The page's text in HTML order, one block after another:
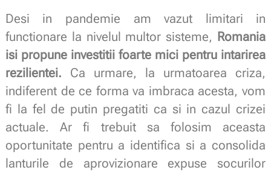
Desi in pandemie am vazut limitari in
functionare la nivelul multor sisteme, Romania
isi propune investitii foarte mici pentru intarirea
rezilientei. Ca urmare, la urmatoarea criza,
indiferent de ce forma va imbraca acesta, vom
fi la fel de putin pregatiti ca si in cazul crizei
actuale. Ar fi trebuit sa folosim aceasta
oportunitate pentru a identifica si a consolida
lanturile de aprovizionare expuse socurilor